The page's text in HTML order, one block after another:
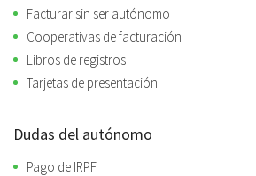
Facturar sin ser autónomo
Cooperativas de facturación
Libros de registros
Tarjetas de presentación
Dudas del autónomo
Pago de IRPF